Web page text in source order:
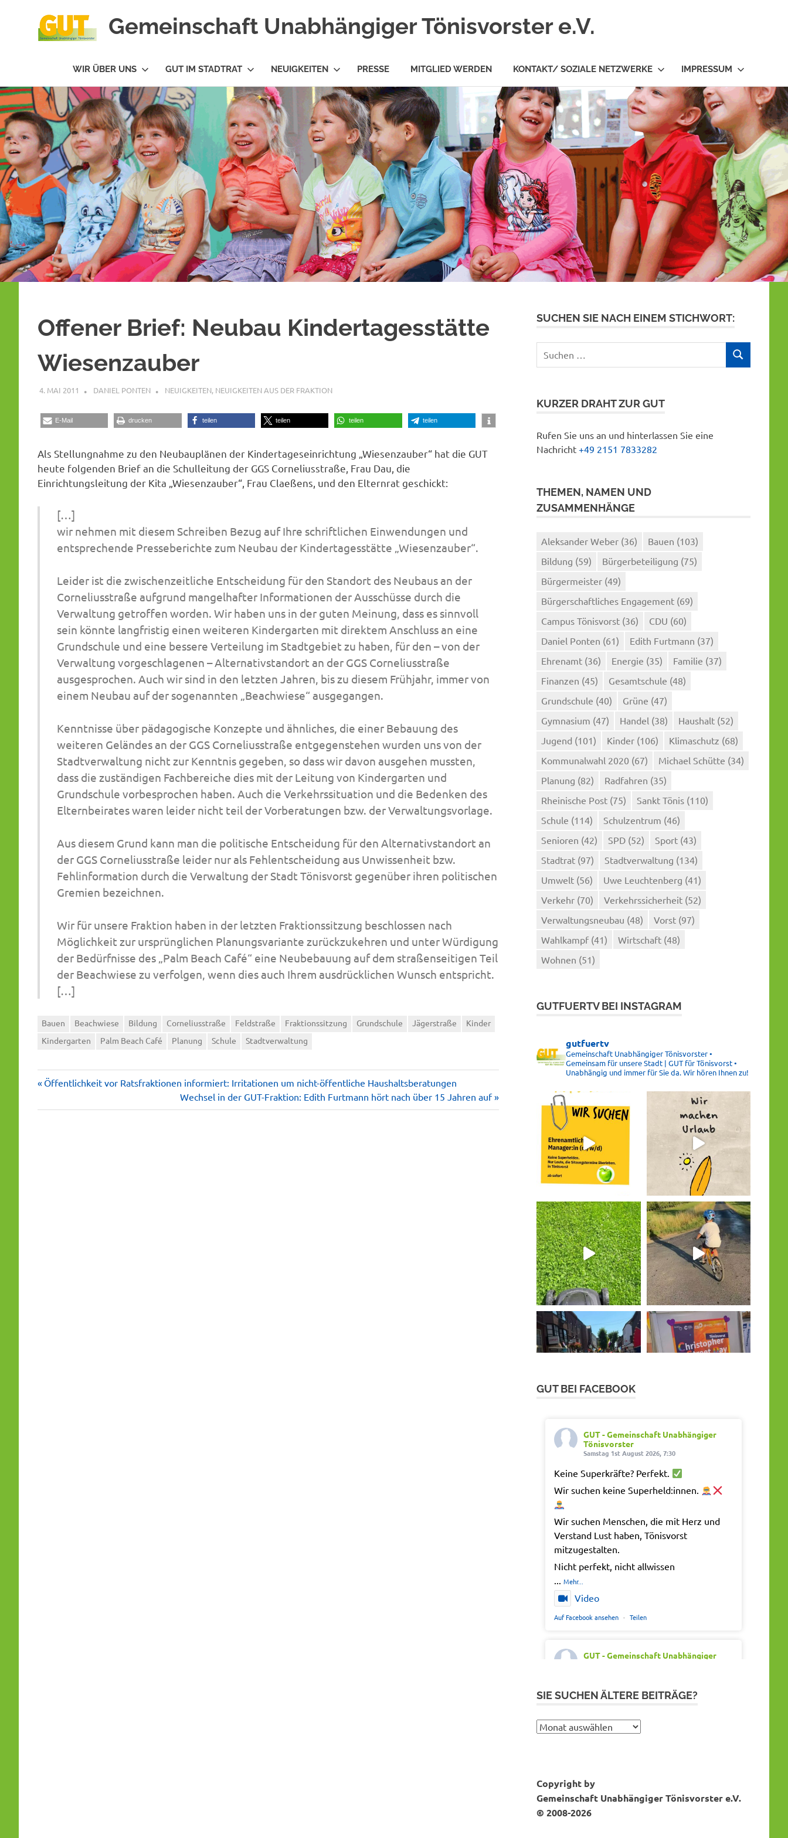
Zum
Inhalt
springen
Gemeinschaft Unabhängiger Tönisvorster e.V.
WIR ÜBER UNS GUT IM STADTRAT NEUIGKEITEN PRESSE MITGLIED WERDEN KONTAKT/ SOZIALE NETZWERKE IMPRESSUM
Offener Brief: Neubau Kindertagesstätte
Wiesenzauber
4. MAI 2011 DANIEL PONTEN NEUIGKEITEN, NEUIGKEITEN AUS DER FRAKTION
E-Mail drucken teilen teilen teilen teilen
Als Stellungnahme zu den Neubauplänen der Kindertageseinrichtung „Wiesenzauber“ hat die GUT
heute folgenden Brief an die Schulleitung der GGS Corneliusstraße, Frau Dau, die
Einrichtungsleitung der Kita „Wiesenzauber“, Frau Claeßens, und den Elternrat geschickt:
[…]
wir nehmen mit diesem Schreiben Bezug auf Ihre schriftlichen Einwendungen und
entsprechende Presseberichte zum Neubau der Kindertagesstätte „Wiesenzauber“.
Leider ist die zwischenzeitliche Entscheidung für den Standort des Neubaus an der
Corneliusstraße aufgrund mangelhafter Informationen der Ausschüsse durch die
Verwaltung getroffen worden. Wir haben uns in der guten Meinung, dass es sinnvoll
sein könnte langfristig einen weiteren Kindergarten mit direktem Anschluss an eine
Grundschule und eine bessere Verteilung im Stadtgebiet zu haben, für den – von der
Verwaltung vorgeschlagenen – Alternativstandort an der GGS Corneliusstraße
ausgesprochen. Auch wir sind in den letzten Jahren, bis zu diesem Frühjahr, immer von
einem Neubau auf der sogenannten „Beachwiese“ ausgegangen.
Kenntnisse über pädagogische Konzepte und ähnliches, die einer Bebauung des
weiteren Geländes an der GGS Corneliusstraße entgegenstehen wurden uns von der
Stadtverwaltung nicht zur Kenntnis gegeben, so dass wir davon ausgehen mussten,
dass die zuständigen Fachbereiche dies mit der Leitung von Kindergarten und
Grundschule vorbesprochen haben. Auch die Verkehrssituation und die Bedenken des
Elternbeirates waren leider nicht teil der Vorberatungen bzw. der Verwaltungsvorlage.
Aus diesem Grund kann man die politische Entscheidung für den Alternativstandort an
der GGS Corneliusstraße leider nur als Fehlentscheidung aus Unwissenheit bzw.
Fehlinformation durch die Verwaltung der Stadt Tönisvorst gegenüber ihren politischen
Gremien bezeichnen.
Wir für unsere Fraktion haben in der letzten Fraktionssitzung beschlossen nach
Möglichkeit zur ursprünglichen Planungsvariante zurückzukehren und unter Würdigung
der Bedürfnisse des „Palm Beach Café“ eine Neubebauung auf dem straßenseitigen Teil
der Beachwiese zu verfolgen, wenn dies auch Ihrem ausdrücklichen Wunsch entspricht.
[…]
Bauen Beachwiese Bildung Corneliusstraße Feldstraße Fraktionssitzung Grundschule Jägerstraße
Kinder
Kindergarten
Palm Beach Café Planung Schule Stadtverwaltung
Beitragsnavigation
Vorheriger
Öffentlichkeit vor Ratsfraktionen informiert: Irritationen um nicht-öffentliche Haushaltsberatungen
Nächster
Beitrag:
Wechsel in der GUT-Fraktion: Edith Furtmann hört nach über 15 Jahren auf
SUCHEN SIE NACH EINEM STICHWORT:
Suchen
SUCHEN
KURZER DRAHT ZUR GUT
Rufen Sie uns an und hinterlassen Sie eine
Nachricht+49 2151 7833282
THEMEN, NAMEN UND
ZUSAMMENHÄNGE
Aleksander Weber (36) Bauen (103)
Bildung (59) Bürgerbeteiligung (75)
Bürgermeister (49)
Bürgerschaftliches Engagement (69)
Campus Tönisvorst (36) CDU (60)
Daniel Ponten (61) Edith Furtmann (37)
Ehrenamt (36) Energie (35) Familie (37)
Finanzen (45) Gesamtschule (48)
Grundschule (40) Grüne (47)
Gymnasium (47) Handel (38) Haushalt (52)
Jugend (101) Kinder (106) Klimaschutz (68)
Kommunalwahl 2020 (67) Michael Schütte (34)
Planung (82) Radfahren (35)
Rheinische Post (75) Sankt Tönis (110)
Schule (114) Schulzentrum (46)
Senioren (42) SPD (52) Sport (43)
Stadtrat (97) Stadtverwaltung (134)
Umwelt (56) Uwe Leuchtenberg (41)
Verkehr (70) Verkehrssicherheit (52)
Verwaltungsneubau (48) Vorst (97)
Wahlkampf (41) Wirtschaft (48)
Wohnen (51)
GUTFUERTV BEI INSTAGRAM
gutfuertv
Gemeinschaft Unabhängiger Tönisvorster •
Gemeinsam für unsere Stadt | GUT für Tönisvorst •
Unabhängig und immer für Sie da. Wir hören Ihnen zu!
GUT BEI FACEBOOK
GUT - Gemeinschaft Unabhängiger
Tönisvorster
Samstag 1st August 2026, 7:30
Keine Superkräfte? Perfekt.
Wir suchen keine Superheld:innen.
Wir suchen Menschen, die mit Herz und
Verstand Lust haben, Tönisvorst
mitzugestalten.
Nicht perfekt, nicht allwissen
...Mehr...
Video
Auf Facebook ansehen · Teilen
GUT - Gemeinschaft Unabhängiger
Out of office. Out of drama.
gute Erholung.
#gemeinschaftunabhaengigertönisvorster
#tönisvorst
Video
SIE SUCHEN ÄLTERE BEITRÄGE?
Sie
Copyright by
Gemeinschaft Unabhängiger Tönisvorster e.V.
© 2008-2026